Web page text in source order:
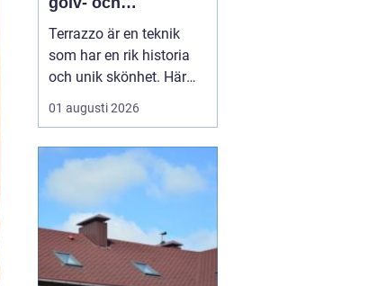
bänkskivsteknik
Terrazzo är en teknik
som har en rik historia
och unik skönhet. Här
kommer vi att utforska
vad terrazzo är, dess
och varför det blivit så
populärt idag. Terrazzo
– tidlös d...
01 augusti 2026